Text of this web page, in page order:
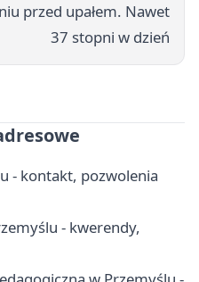
przed upałem. Nawet
37 stopni w dzień
- kontakt, pozwolenia
- kwerendy,